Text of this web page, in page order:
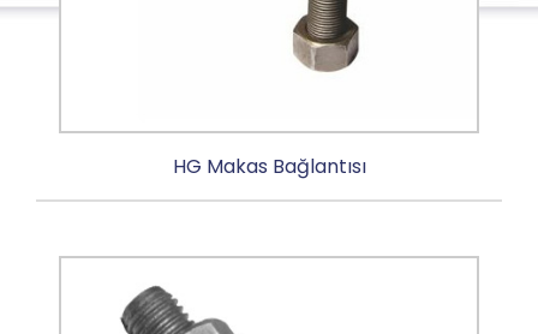
HG Makas Bağlantısı